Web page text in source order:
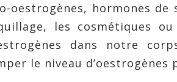
oestrogènes, hormones
les cosmétiques
dans notre
le niveau